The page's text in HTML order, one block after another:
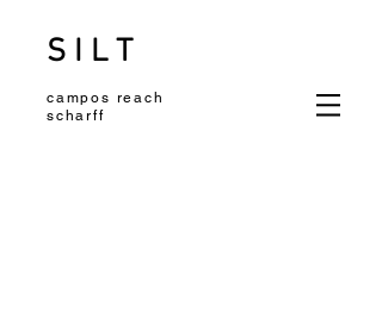
campos reach
scharff
S I L T